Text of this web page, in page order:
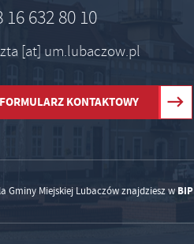
16 632 80 10
[at] um.lubaczow.pl
FORMULARZ KONTAKTOWY
Gminy Miejskiej Lubaczów znajdziesz w BIP